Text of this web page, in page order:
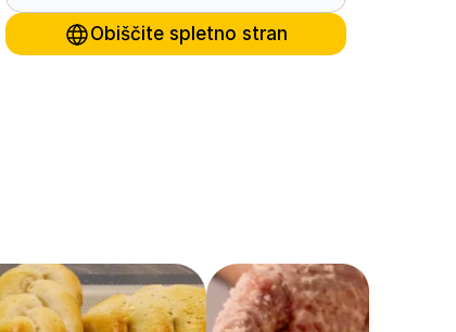
Obiščite spletno stran